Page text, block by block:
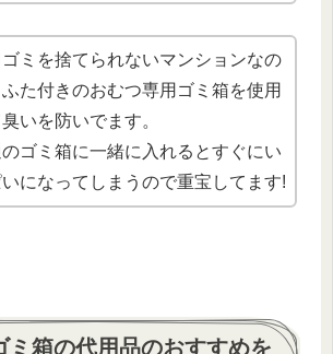
ミを捨てられないマンションなの
た付きのおむつ専用ゴミ箱を使用
いを防いでます。
ゴミ箱に一緒に入れるとすぐにい
いになってしまうので重宝してます!
ミ箱の代用品のおすすめを